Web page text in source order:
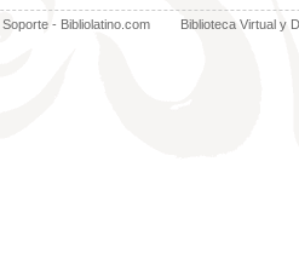
Soporte - Bibliolatino.com Biblioteca Virtual y